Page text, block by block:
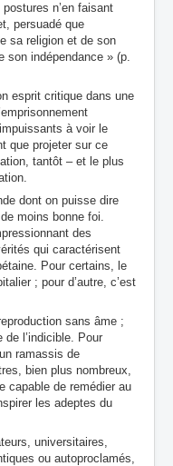
n’en faisant
persuadé que
sa religion et de son
son indépendance » (p.
esprit critique dans une
à voir le
que projeter sur ce
tantôt – et le plus
dont on puisse dire
moins bonne foi.
des
qui caractérisent
Pour certains, le
; pour d’autre, c’est
sans âme ;
de l’indicible. Pour
ramassis de
bien plus nombreux,
capable de remédier au
les adeptes du
universitaires,
ou autoproclamés,